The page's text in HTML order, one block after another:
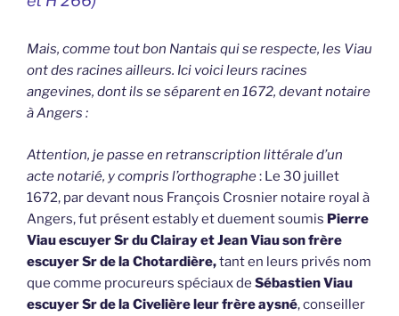
Mais, comme tout bon Nantais qui se respecte, les Viau
ont des racines ailleurs. Ici voici leurs racines
angevines, dont ils se séparent en 1672, devant notaire
à Angers :
Attention, je passe en retranscription littérale d’un
acte notarié, y compris l’orthographe: Le 30 juillet
1672, par devant nous François Crosnier notaire royal à
Angers, fut présent estably et duement soumis Pierre
Viau escuyer Sr du Clairay et Jean Viau son frère
escuyer Sr de la Chotardière,tant en leurs privés nom
que comme procureurs spéciaux de Sébastien Viau
escuyer Sr de la Civelière leur frère aysné, conseiller